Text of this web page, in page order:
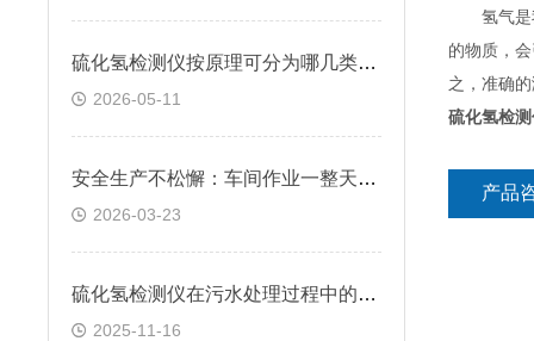
硫化氢检测仪按原理可分为哪几类？快来看看
2026-05-11
安全生产不松懈：车间作业一整天，硫化氢检测仪续航跟得上吗？
2026-03-23
硫化氢检测仪在污水处理过程中的应用
2025-11-16
氢气是我
的物质，
之，准确
硫化氢检
产品